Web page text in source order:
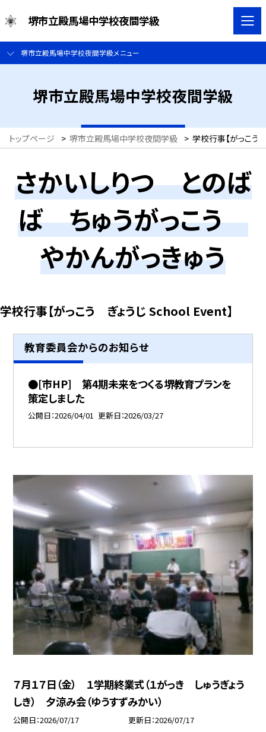
堺市立殿馬場中学校夜間学級
堺市立殿馬場中学校夜間学級メニュー
堺市立殿馬場中学校夜間学級
トップページ > 堺市立殿馬場中学校夜間学級 > 学校行事【がっこ
さかいしりつ とのば
ば ちゅうがっこう
やかんがっきゅう
学校行事【がっこう ぎょうじ School Event】
教育委員会からのお知らせ
●[市HP] 第4期未来をつくる堺教育プランを
策定しました
公開日 2026/04/01 更新日 2026/03/27
７月１７日（金） １学期終業式（１がっき しゅうぎょう
しき） 夕涼み会（ゆうすずみかい）
公開日 2026/07/17 更新日 2026/07/17